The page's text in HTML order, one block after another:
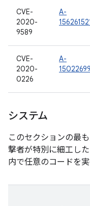
CVE-
2020-
9589
A-
CVE-
2020-
0226
A-
システム
このセクションの最
撃者が特別に細工し
内で任意のコードを